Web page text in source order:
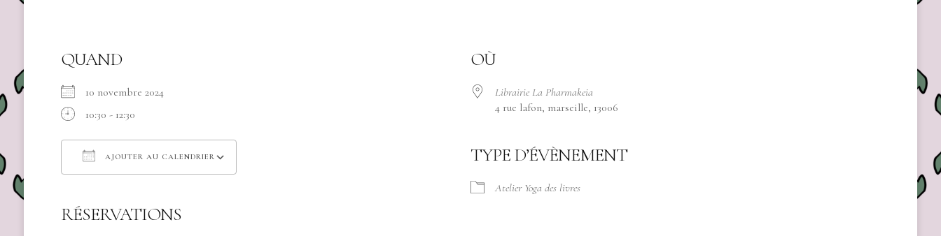
QUAND
10 novembre 2024
10:30 - 12:30
AJOUTER AU CALENDRIER
Office 365
RÉSERVATIONS
OÙ
Librairie La Pharmakeia
4 rue lafon, marseille, 13006
TYPE D’ÉVÈNEMENT
Atelier Yoga des livres